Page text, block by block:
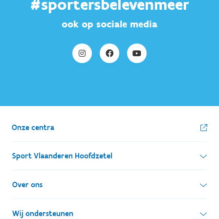
#sportersbelevenmeer
ook op sociale media
Onze centra
Sport Vlaanderen Hoofdzetel
Simon Bolivarlaan 17
1000 Brussel
Over ons
Wie zijn we, wat doen we
Wij ondersteunen